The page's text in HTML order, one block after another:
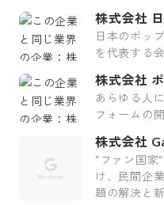
株式会社
日本のポッ
を代表する
株式会社
あらゆる人
フォームの
株式会社
“ファン国家
け、民間企
題の解決と